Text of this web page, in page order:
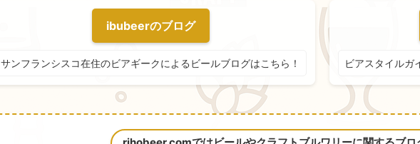
ibubeerのブログ
サンフランシスコ在住のビアギークによるビールブログはこちら！ ビアスタイルガ